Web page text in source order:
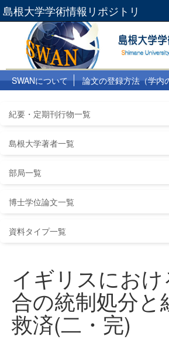
島根大学学術情報リポジトリ
SWANについて 論文の登録方法（学内
紀要・定期刊行物一覧
島根大学著者一覧
部局一覧
博士学位論文一覧
資料タイプ一覧
イギリスにおけ
合の統制処分と
救済(二・完)